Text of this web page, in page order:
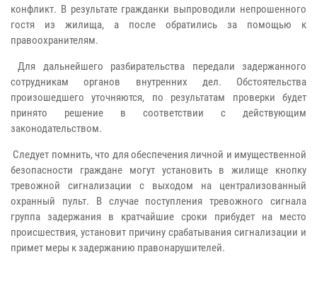
конфликт. В результате гражданки выпроводили непрошенного
гостя из жилища, а после обратились за помощью к
правоохранителям.
Для дальнейшего разбирательства передали задержанного
сотрудникам органов внутренних дел. Обстоятельства
произошедшего уточняются, по результатам проверки будет
принято решение в соответствии с действующим
законодательством.
Следует помнить, что для обеспечения личной и имущественной
безопасности граждане могут установить в жилище кнопку
тревожной сигнализации с выходом на централизованный
охранный пульт. В случае поступления тревожного сигнала
группа задержания в кратчайшие сроки прибудет на место
происшествия, установит причину срабатывания сигнализации и
примет меры к задержанию правонарушителей.